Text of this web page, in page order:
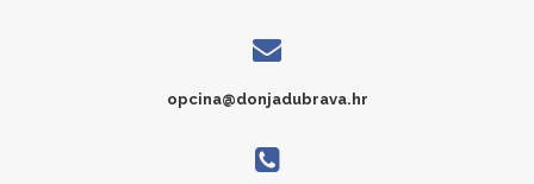
opcina@donjadubrava.hr